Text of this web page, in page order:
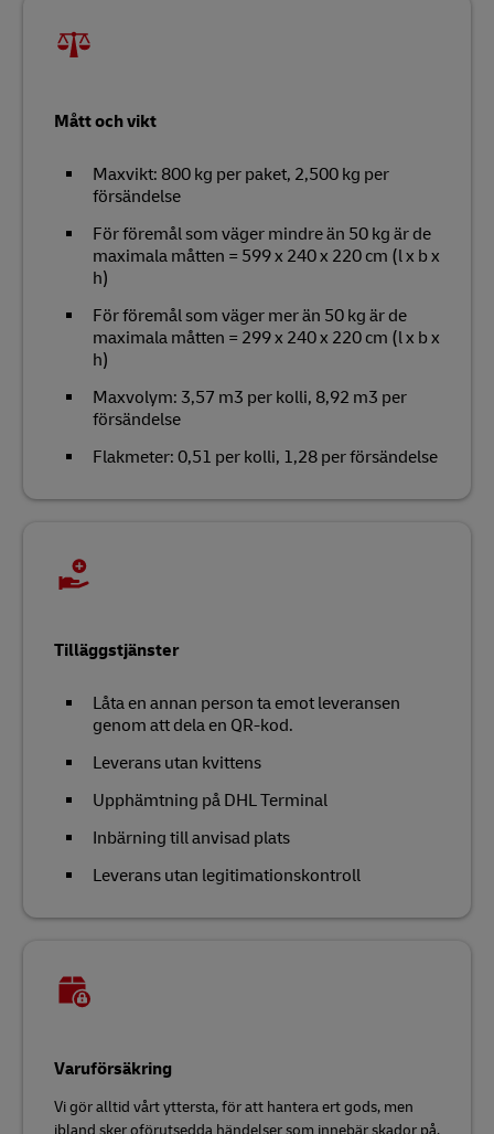
Mått och vikt
Maxvikt: 800 kg per paket, 2,500 kg per
försändelse
För föremål som väger mindre än 50 kg är de
maximala måtten = 599 x 240 x 220 cm (l x b x
h)
För föremål som väger mer än 50 kg är de
maximala måtten = 299 x 240 x 220 cm (l x b x
h)
Maxvolym: 3,57 m3 per kolli, 8,92 m3 per
försändelse
Flakmeter: 0,51 per kolli, 1,28 per försändelse
Tilläggstjänster
Låta en annan person ta emot leveransen
genom att dela en QR-kod.
Leverans utan kvittens
Upphämtning på DHL Terminal
Inbärning till anvisad plats
Leverans utan legitimationskontroll
Varuförsäkring
Vi gör alltid vårt yttersta, för att hantera ert gods, men
ibland sker oförutsedda händelser som innebär skador på,